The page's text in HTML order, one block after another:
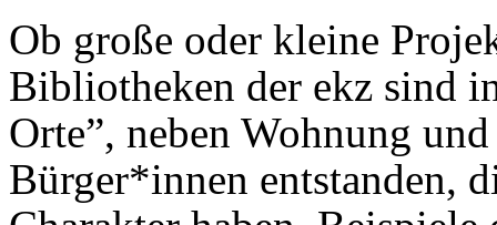
Ob große oder kleine
Bibliotheken der ekz sind
Orte”, neben Wohnung
Bürger*innen entstanden,